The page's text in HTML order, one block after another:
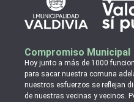
Compromiso Municipal
Hoy junto a más de 1000
para sacar nuestra comuna
nuestros esfuerzos se reflejan
de nuestras vecinas y vecinos.